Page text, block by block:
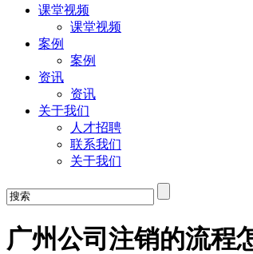
课堂视频
课堂视频
案例
案例
资讯
资讯
关于我们
人才招聘
联系我们
关于我们
广州公司注销的流程